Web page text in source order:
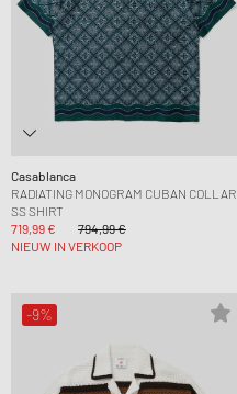
Casablanca
RADIATING MONOGRAM CUBAN COLLAR
SS SHIRT
719,99 €
794,99 €
NIEUW IN VERKOOP
-9%